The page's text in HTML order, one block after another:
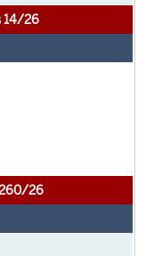
14/26
26